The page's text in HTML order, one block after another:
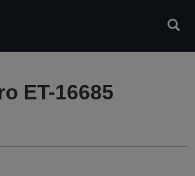
ET-16685